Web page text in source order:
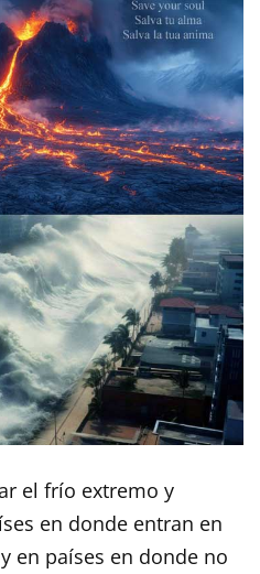
el frío extremo y
en donde entran en
en países en donde no